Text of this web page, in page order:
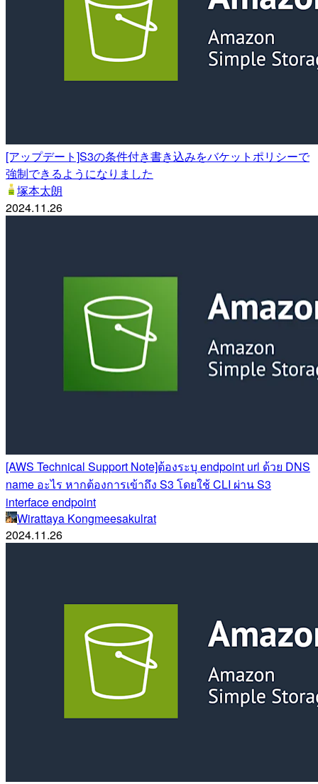
[アップデート]S3の条件付き書き込みをバケットポリシーで
強制できるようになりました
塚本太朗
2024.11.26
[AWS Technical Support Note]ต้องระบุ endpoint url ด้วย DNS
name อะไร หากต้องการเข้าถึง S3 โดยใช้ CLI ผ่าน S3
interface endpoint
Wirattaya Kongmeesakulrat
2024.11.26